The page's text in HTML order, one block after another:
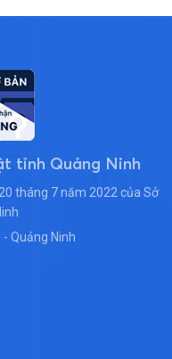
tỉnh Quảng Ninh
tháng 7 năm 2022 của Sở
Quảng Ninh